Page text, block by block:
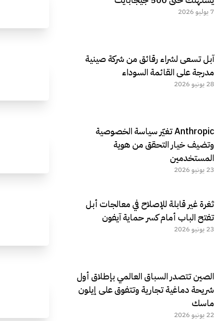
7 يوليو 2026
آبل تسعى لشراء رقائق من شركة صينية
مدرجة على القائمة السوداء
28 يونيو 2026
Anthropic تغيّر سياسة الخصوصية
وتضيف خيار التحقق من هوية
المستخدمين
23 يونيو 2026
ثغرة غير قابلة للإصلاح في معالجات أبل
تفتح الباب أمام كسر حماية آيفون
23 يونيو 2026
الصين تتصدر السباق العالمي بإطلاق أول
شريحة دماغية تجارية وتتفوق على إيلون
ماسك
22 يونيو 2026